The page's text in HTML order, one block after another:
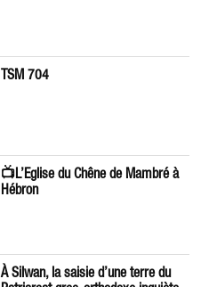
TSM 704
📺L’Eglise du Chêne de Mambré à
Hébron
À Silwan, la saisie d’une terre du